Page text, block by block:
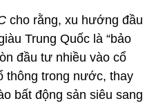
cho rằng, xu hướng đầu
Trung Quốc là “bảo
đầu tư nhiều vào cổ
thông trong nước, thay
bất động sản siêu sang